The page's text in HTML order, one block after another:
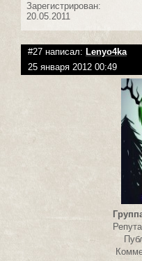
Зарегистрирован:
20.05.2011
#27 написал: Lenyo4ka
25 января 2012 00:49